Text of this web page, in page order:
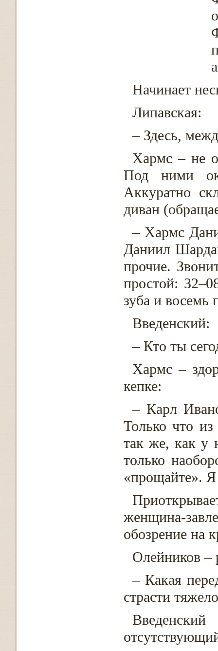
Начинает
Липавская:
– Здесь,
Хармс – не
Под ними
Аккуратно
диван
– Хармс
Даниил
прочие.
простой:
зуба и восемь
Введенский:
– Кто ты
Хармс –
кепке:
– Карл
Только что
так же, как у
только
«прощайте».
женщина-
обозрение на
Олейников –
– Какая
страсти